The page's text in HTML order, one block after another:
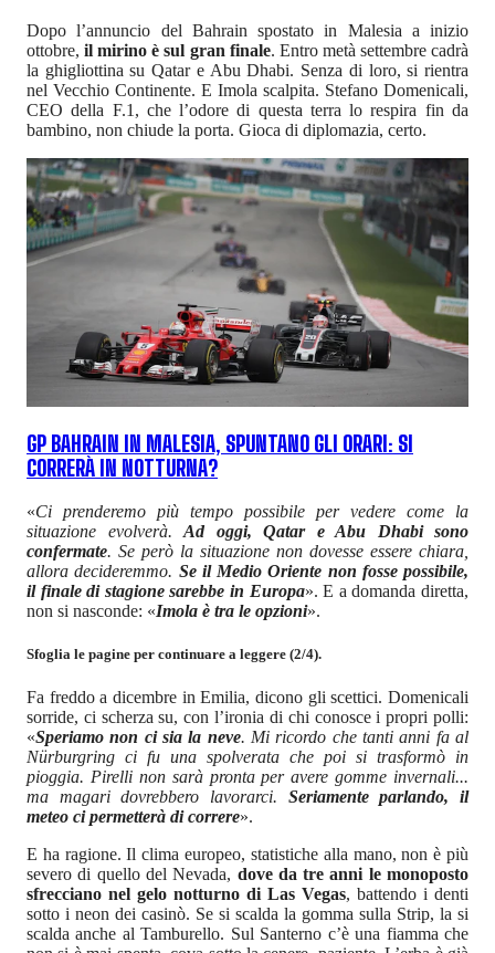
Dopo l’annuncio del Bahrain spostato in Malesia a inizio
ottobre,il mirino è sul gran finale. Entro metà settembre cadrà
la ghigliottina su Qatar e Abu Dhabi. Senza di loro, si rientra
nel Vecchio Continente. E Imola scalpita. Stefano Domenicali,
CEO della F.1, che l’odore di questa terra lo respira fin da
bambino, non chiude la porta. Gioca di diplomazia, certo.
GP BAHRAIN IN MALESIA, SPUNTANO GLI ORARI: SI
CORRERÀ IN NOTTURNA?
«Ci prenderemo più tempo possibile per vedere come la
situazione evolverà. Ad oggi, Qatar e Abu Dhabi sono
confermate. Se però la situazione non dovesse essere chiara,
allora decideremmo. Se il Medio Oriente non fosse possibile,
il finale di stagione sarebbe in Europa». E a domanda diretta,
non si nasconde: «Imola è tra le opzioni».
Sfoglia le pagine per continuare a leggere (2/4).
Fa freddo a dicembre in Emilia, dicono gli scettici. Domenicali
sorride, ci scherza su, con l’ironia di chi conosce i propri polli:
«Speriamo non ci sia la neve. Mi ricordo che tanti anni fa al
Nürburgring ci fu una spolverata che poi si trasformò in
pioggia. Pirelli non sarà pronta per avere gomme invernali...
ma magari dovrebbero lavorarci. Seriamente parlando, il
meteo ci permetterà di correre».
E ha ragione. Il clima europeo, statistiche alla mano, non è più
severo di quello del Nevada, dove da tre anni le monoposto
sfrecciano nel gelo notturno di Las Vegas, battendo i denti
sotto i neon dei casinò. Se si scalda la gomma sulla Strip, la si
scalda anche al Tamburello. Sul Santerno c’è una fiamma che